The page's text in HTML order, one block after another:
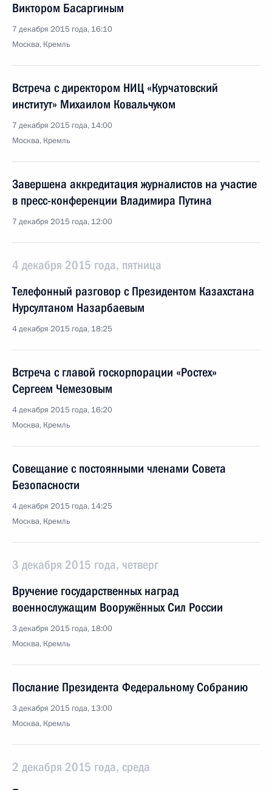
Виктором Басаргиным
7 декабря 2015 года, 16:10
Москва, Кремль
Встреча с директором НИЦ «Курчатовский
институт» Михаилом Ковальчуком
7 декабря 2015 года, 14:00
Москва, Кремль
Завершена аккредитация журналистов на участие
в пресс-конференции Владимира Путина
7 декабря 2015 года, 12:00
4 декабря 2015 года, пятница
Телефонный разговор с Президентом Казахстана
Нурсултаном Назарбаевым
4 декабря 2015 года, 18:25
Встреча с главой госкорпорации «Ростех»
Сергеем Чемезовым
4 декабря 2015 года, 16:20
Москва, Кремль
Совещание с постоянными членами Совета
Безопасности
4 декабря 2015 года, 14:25
Москва, Кремль
3 декабря 2015 года, четверг
Вручение государственных наград
военнослужащим Вооружённых Сил России
3 декабря 2015 года, 18:00
Москва, Кремль
Послание Президента Федеральному Собранию
3 декабря 2015 года, 13:00
Москва, Кремль
2 декабря 2015 года, среда